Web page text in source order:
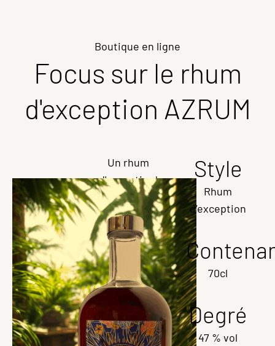
Boutique en ligne
Focus sur le rhum
d'exception AZRUM
Un rhum
d'exception!
Iconik
Bourbon
Rhum Épicé
d’exception
à la Vanille
Bourbon et
Style
Rhum
d’exception
70cl
Degré
47 % vol